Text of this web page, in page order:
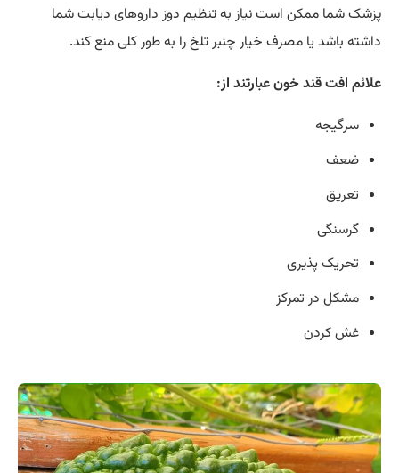
پزشک شما ممکن است نیاز به تنظیم دوز داروهای دیابت شما
داشته باشد یا مصرف خیار چنبر تلخ را به طور کلی منع کند.
علائم افت قند خون عبارتند از:
سرگیجه
ضعف
تعریق
گرسنگی
تحریک پذیری
مشکل در تمرکز
غش کردن